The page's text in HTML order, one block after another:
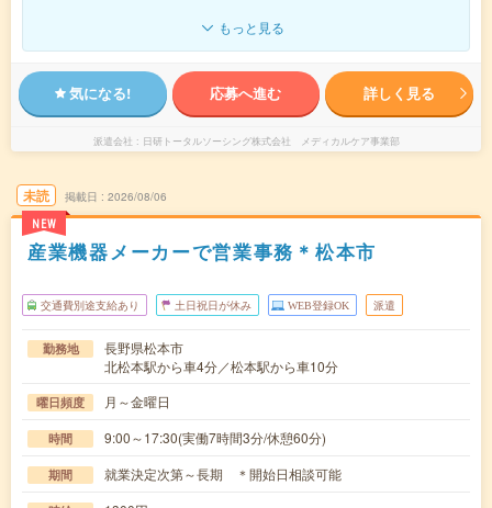
もっと見る
気になる! 応募へ進む 詳しく見る
派遣会社 日研トータルソーシング株式会社 メディカルケア事業部
未読
NEW
掲載日 2026/08/06
産業機器メーカーで営業事務＊松本市
交通費別途支給あり 土日祝日が休み WEB登録OK 派遣
勤務地
長野県松本市
北松本駅から車4分／松本駅から車10分
曜日頻度 月～金曜日
時間 9:00～17:30(実働7時間3分/休憩60分)
期間 就業決定次第～長期 ＊開始日相談可能